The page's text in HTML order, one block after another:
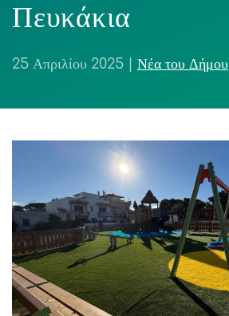
Πευκάκια
25 Απριλίου 2025 Νέα του Δήμου